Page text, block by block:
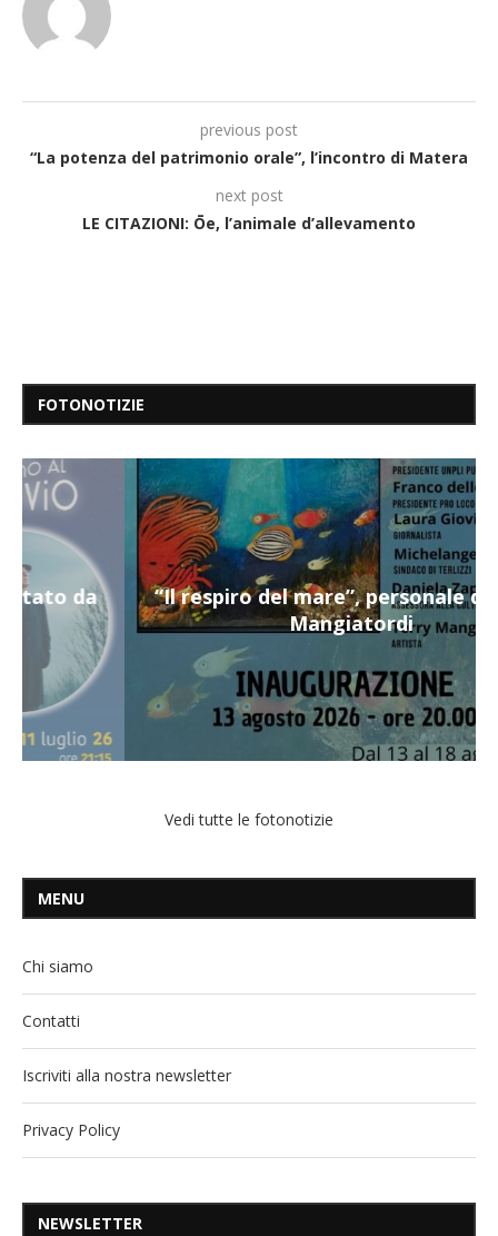
previous post
“La potenza del patrimonio orale”, l’incontro di Matera
next post
LE CITAZIONI: Ōe, l’animale d’allevamento
FOTONOTIZIE
“Il respiro del mare”, personale di Terry
Mangiatordi
Vedi tutte le fotonotizie
MENU
Chi siamo
Contatti
Iscriviti alla nostra newsletter
Privacy Policy
NEWSLETTER